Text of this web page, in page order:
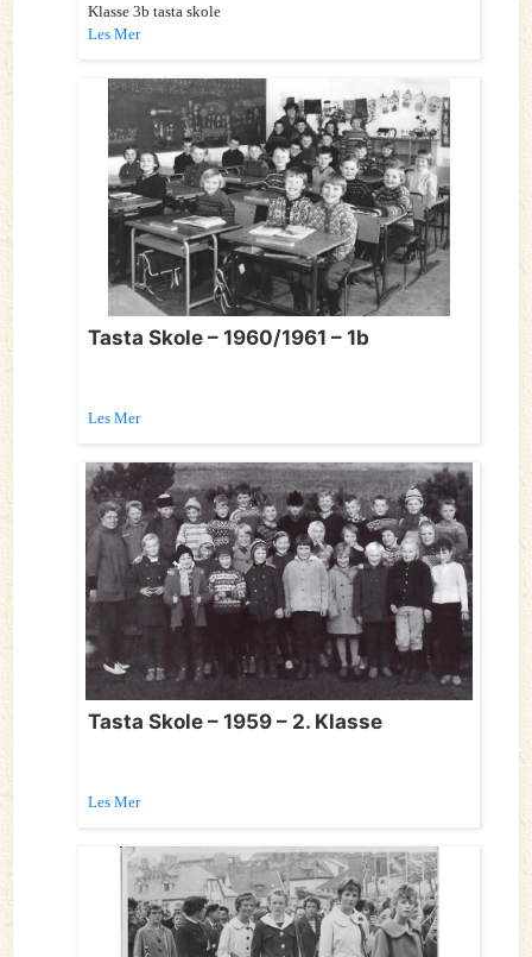
Klasse 3b tasta skole
Les Mer
Tasta Skole – 1960/1961 – 1b
Les Mer
Tasta Skole – 1959 – 2. Klasse
Les Mer